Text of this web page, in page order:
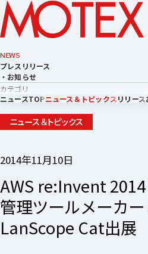
NEWS
プレスリリース
・お知らせ
カテゴリ
ニュースTOPニュース＆トピックスリリース
ニュース＆トピックス
2014年11月10日
AWS re:Invent
管理ツールメーカー
LanScope Cat出展